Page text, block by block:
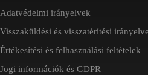
Adatvédelmi irányelvek
Visszaküldési és visszatérítési
Értékesítési és felhasználási feltételek
Jogi információk és GDPR